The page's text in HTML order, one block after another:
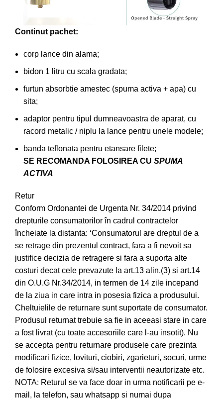
Continut pachet:
corp lance din alama;
bidon 1 litru cu scala gradata;
furtun absorbtie amestec (spuma activa + apa) cu
sita;
adaptor pentru tipul dumneavoastra de aparat, cu
racord metalic / niplu la lance pentru unele modele;
banda teflonata pentru etansare filete;
SE RECOMANDA FOLOSIREA CU SPUMA
ACTIVA
Retur
Conform Ordonantei de Urgenta Nr. 34/2014 privind
drepturile consumatorilor în cadrul contractelor
încheiate la distanta: ‘Consumatorul are dreptul de a
se retrage din prezentul contract, fara a fi nevoit sa
justifice decizia de retragere si fara a suporta alte
costuri decat cele prevazute la art.13 alin.(3) si art.14
din O.U.G Nr.34/2014, in termen de 14 zile incepand
de la ziua in care intra in posesia fizica a produsului.
Cheltuielile de returnare sunt suportate de consumator.
Produsul returnat trebuie sa fie in aceeasi stare in care
a fost livrat (cu toate accesoriile care l-au insotit). Nu
se accepta pentru returnare produsele care prezinta
modificari fizice, lovituri, ciobiri, zgarieturi, socuri, urme
de folosire excesiva si/sau interventii neautorizate etc.
NOTA: Returul se va face doar in urma notificarii pe e-
mail, la telefon, sau whatsapp si numai dupa